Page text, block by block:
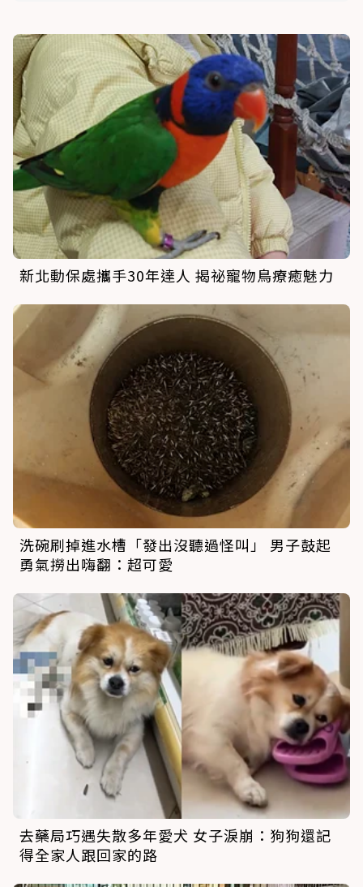
新北動保處攜手30年達人 揭祕寵物鳥療癒魅力
洗碗刷掉進水槽「發出沒聽過怪叫」 男子鼓起
勇氣撈出嗨翻：超可愛
去藥局巧遇失散多年愛犬 女子淚崩：狗狗還記
得全家人跟回家的路